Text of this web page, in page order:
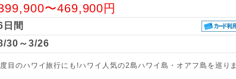
〜469,900円
日間
30～3/26
目のハワイ旅行にも!ハワイ人気の2島ハワイ島・オアフ島を巡りま